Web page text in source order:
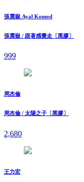
張震嶽 Ayal Komod
張震嶽 / 跟著感覺走〔黑膠〕
999
周杰倫
周杰倫 / 太陽之子〔黑膠〕
2,680
王力宏